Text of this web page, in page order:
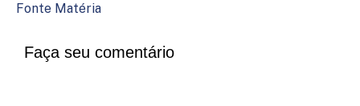
Fonte Matéria
Faça seu comentário